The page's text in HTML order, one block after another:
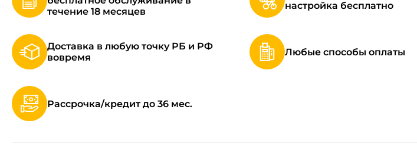
течение 18 месяцев
настройка бесплатно
Доставка в любую точку РБ и РФ
вовремя
Любые способы оплаты
Рассрочка/кредит до 36 мес.